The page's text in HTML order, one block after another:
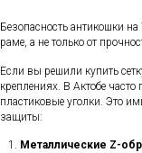
Безопасность антикошки
раме, а не только от
Если вы решили купить
креплениях. В Актобе часто
пластиковые уголки. Это
защиты:
Металлические Z-